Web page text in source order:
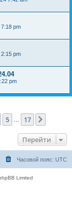
7:18 pm
2:15 pm
pm
17
5 17
Перейти
Часовой пояс: UTC
Limited